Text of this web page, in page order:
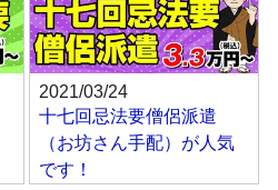
2021/03/24
十七回忌法要僧侶派遣
（お坊さん手配）が人気
です！